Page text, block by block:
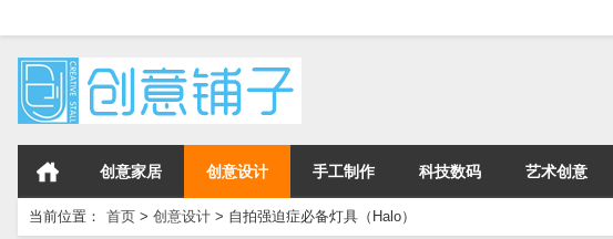
创意家居 创意设计 手工制作 科技数码 艺术创意
当前位置： 首页 > 创意设计 > 自拍强迫症必备灯具（Halo）